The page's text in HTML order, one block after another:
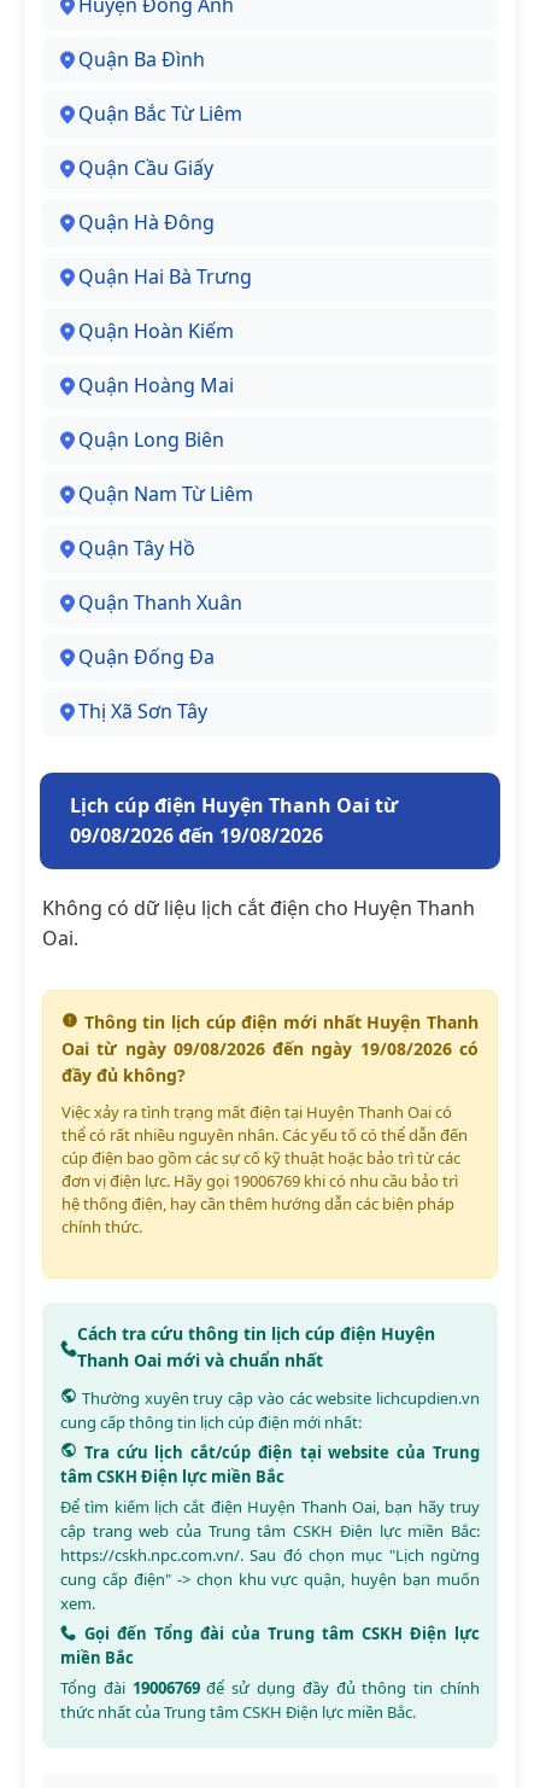
Quận Ba Đình
Quận Bắc Từ Liêm
Quận Cầu Giấy
Quận Hà Đông
Quận Hai Bà Trưng
Quận Hoàn Kiếm
Quận Hoàng Mai
Quận Long Biên
Quận Nam Từ Liêm
Quận Tây Hồ
Quận Thanh Xuân
Quận Đống Đa
Thị Xã Sơn Tây
Lịch cúp điện Huyện Thanh Oai từ
09/08/2026 đến 19/08/2026
Không có dữ liệu lịch cắt điện cho Huyện Thanh
Oai.
Thông tin lịch cúp điện mới nhất Huyện Thanh
Oai từ ngày 09/08/2026 đến ngày 19/08/2026 có
đầy đủ không?
Việc xảy ra tình trạng mất điện tại Huyện Thanh Oai có
thể có rất nhiều nguyên nhân. Các yếu tố có thể dẫn đến
cúp điện bao gồm các sự cố kỹ thuật hoặc bảo trì từ các
đơn vị điện lực. Hãy gọi 19006769 khi có nhu cầu bảo trì
hệ thống điện, hay cần thêm hướng dẫn các biện pháp
chính thức.
Cách tra cứu thông tin lịch cúp điện Huyện
Thanh Oai mới và chuẩn nhất
Thường xuyên truy cập vào các website lichcupdien.vn
cung cấp thông tin lịch cúp điện mới nhất:
Tra cứu lịch cắt/cúp điện tại website của Trung
tâm CSKH Điện lực miền Bắc
Để tìm kiếm lịch cắt điện Huyện Thanh Oai, bạn hãy truy
cập trang web của Trung tâm CSKH Điện lực miền Bắc:
https://cskh.npc.com.vn/. Sau đó chọn mục "Lịch ngừng
cung cấp điện" -> chọn khu vực quận, huyện bạn muốn
xem.
Gọi đến Tổng đài của Trung tâm CSKH Điện lực
miền Bắc
Tổng đài 19006769để sử dụng đầy đủ thông tin chính
thức nhất của Trung tâm CSKH Điện lực miền Bắc.